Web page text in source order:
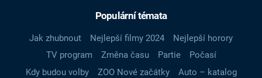
Populární témata
Jak zhubnout Nejlepší filmy 2024
Nejlepší horory
TV program
Změna času Partie
Počasí
Kdy budou volby
ZOO Nové začátky
Auto – katalog